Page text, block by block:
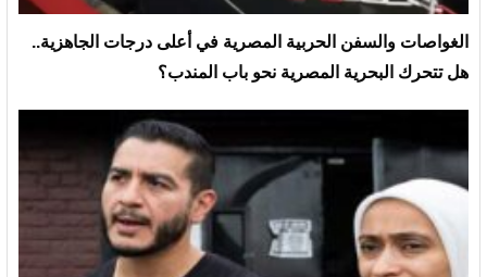
الغواصات والسفن الحربية المصرية في أعلى درجات الجاهزية..
هل تتحرك البحرية المصرية نحو باب المندب؟